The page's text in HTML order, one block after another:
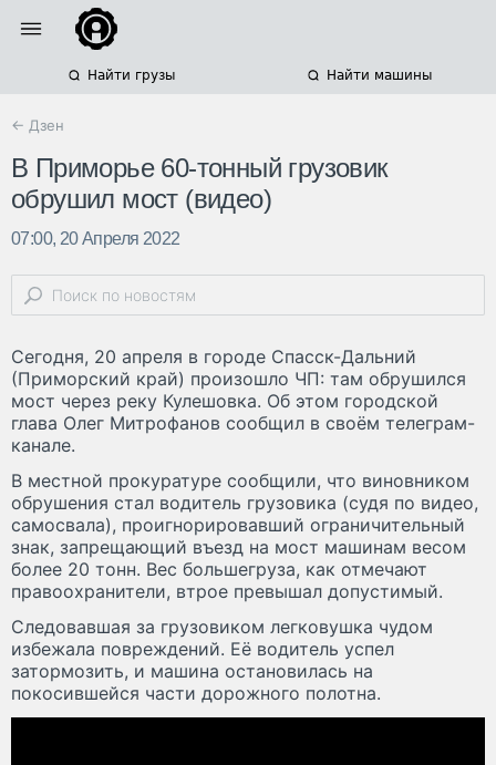
Найти грузы Найти машины
← Дзен
В Приморье 60-тонный грузовик
обрушил мост (видео)
07:00, 20 Апреля 2022
Сегодня, 20 апреля в городе Спасск-Дальний
(Приморский край) произошло ЧП: там обрушился
мост через реку Кулешовка. Об этом городской
глава Олег Митрофанов сообщил в своём телеграм-
канале.
В местной прокуратуре сообщили, что виновником
обрушения стал водитель грузовика (судя по видео,
самосвала), проигнорировавший ограничительный
знак, запрещающий въезд на мост машинам весом
более 20 тонн. Вес большегруза, как отмечают
правоохранители, втрое превышал допустимый.
Следовавшая за грузовиком легковушка чудом
избежала повреждений. Её водитель успел
затормозить, и машина остановилась на
покосившейся части дорожного полотна.